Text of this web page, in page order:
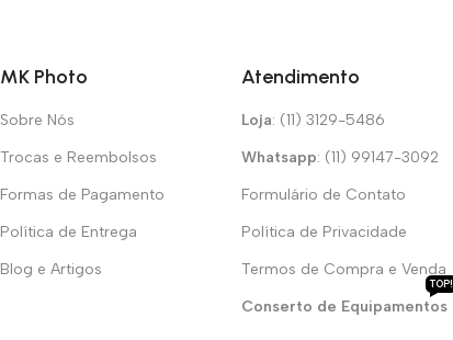
MK Photo
Sobre Nós
Trocas e Reembolsos
Formas de Pagamento
Política de Entrega
Blog e Artigos
Atendimento
Loja: (11) 3129-5486
Whatsapp: (11) 99147-3092
Formulário de Contato
Política de Privacidade
Termos de Compra e Venda
Conserto de Equipamentos
TOP!